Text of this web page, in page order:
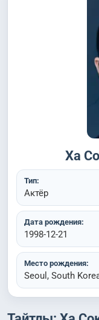
Ха
Тип:
Актёр
Дата рождения:
1998-12-21
Место рождения:
Seoul, South